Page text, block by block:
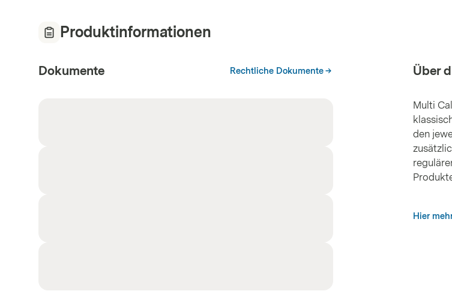
Produktinformationen
Dokumente Rechtliche Dokumente Über
Multi
den
Hier